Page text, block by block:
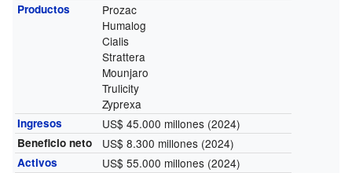
Productos
Prozac
Humalog
Cialis
Strattera
Mounjaro
Trulicity
Zyprexa
Ingresos US$ 45.000 millones (2024)
Beneficio neto US$ 8.300 millones (2024)
Activos US$ 55.000 millones (2024)